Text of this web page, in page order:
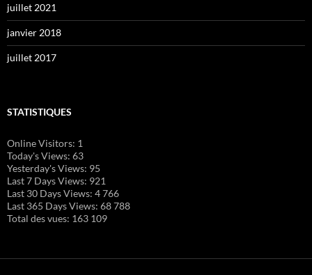
juillet 2021
janvier 2018
juillet 2017
STATISTIQUES
Online Visitors: 1
Today's Views: 63
Yesterday's Views: 95
Last 7 Days Views: 921
Last 30 Days Views: 4 766
Last 365 Days Views: 68 788
Total des vues: 163 109